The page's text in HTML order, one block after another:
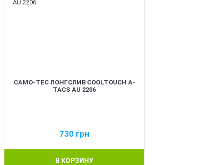
CAMO-TEC ЛОНГСЛИВ COOLTOUCH A-
TACS AU 2206
730 грн
В КОРЗИНУ